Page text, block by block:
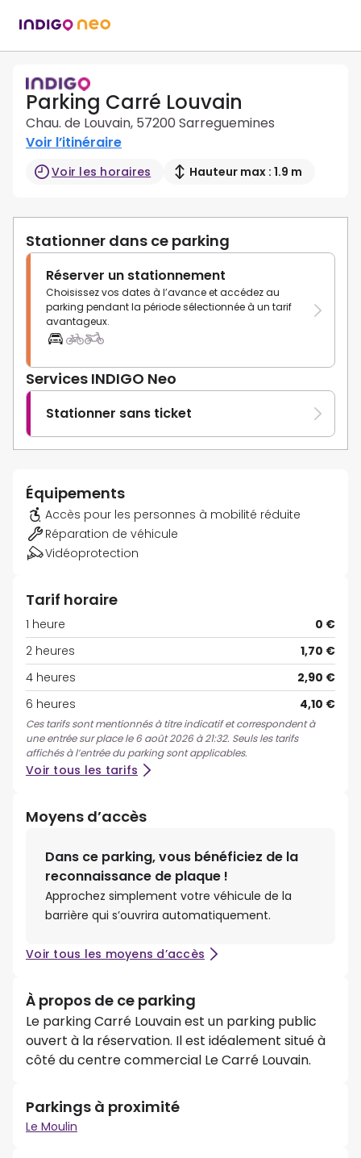
Parking Carré Louvain
Chau. de Louvain, 57200 Sarreguemines
Voir l’itinéraire
Voir les horaires Hauteur max : 1.9 m
Stationner dans ce parking
Réserver un stationnement
Choisissez vos dates à l’avance et accédez au
parking pendant la période sélectionnée à un tarif
avantageux.
Services INDIGO Neo
Stationner sans ticket
Équipements
Accès pour les personnes à mobilité réduite
Réparation de véhicule
Vidéoprotection
Tarif horaire
1 heure
0 €
2 heures
1,70 €
4 heures
2,90 €
6 heures
4,10 €
Ces tarifs sont mentionnés à titre indicatif et correspondent à
une entrée sur place le 6 août 2026 à 21:32. Seuls les tarifs
affichés à l’entrée du parking sont applicables.
Voir tous les tarifs
Moyens d’accès
Dans ce parking, vous bénéficiez de la
reconnaissance de plaque !
Approchez simplement votre véhicule de la
barrière qui s’ouvrira automatiquement.
Voir tous les moyens d’accès
À propos de ce parking
Le parking Carré Louvain est un parking public
ouvert à la réservation. Il est idéalement situé à
côté du centre commercial Le Carré Louvain.
Parkings à proximité
Le Moulin